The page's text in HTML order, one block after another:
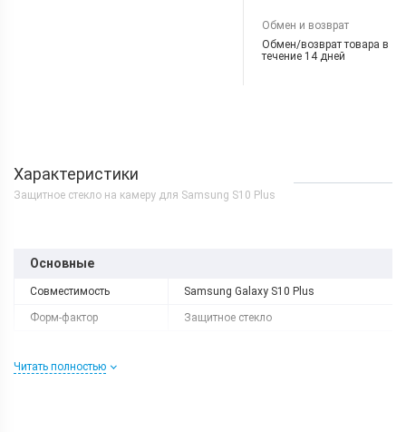
Обмен и возврат
Обмен/возврат товара в
течение 14 дней
Характеристики
Защитное стекло на камеру для Samsung S10 Plus
Основные
Совместимость Samsung Galaxy S10 Plus
Форм-фактор Защитное стекло
Читать полностью